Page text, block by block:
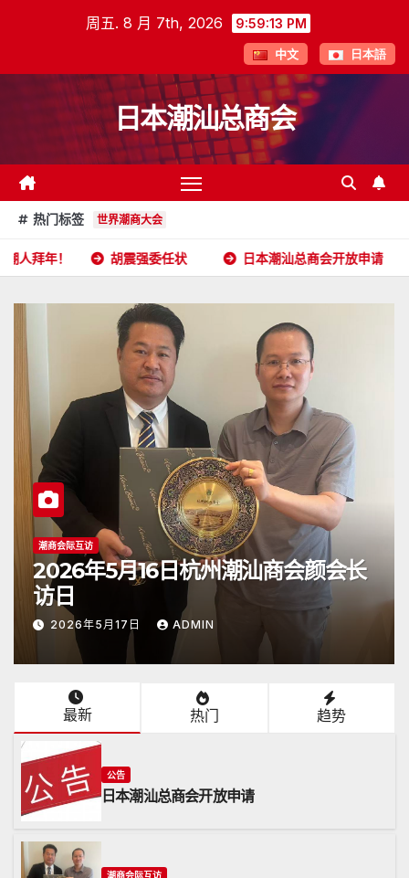
周五. 8 月 7th, 2026 9:59:14 PM
中文 日本語
日本潮汕总商会
热门标签 世界潮商大会
胡震强委任状 日本潮汕总商会开放申请 2026年5月
潮商会际互访
2026年5月16日杭州潮汕商会颜会长
访日
2026年5月17日 ADMIN
最新 热门 趋势
公告
日本潮汕总商会开放申请
潮商会际互访